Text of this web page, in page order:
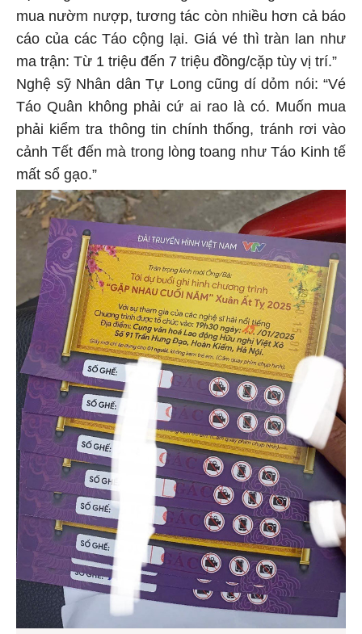
mua nườm nượp, tương tác còn nhiều hơn cả báo
cáo của các Táo cộng lại. Giá vé thì tràn lan như
ma trận: Từ 1 triệu đến 7 triệu đồng/cặp tùy vị trí.”
Nghệ sỹ Nhân dân Tự Long cũng dí dỏm nói: “Vé
Táo Quân không phải cứ ai rao là có. Muốn mua
phải kiểm tra thông tin chính thống, tránh rơi vào
cảnh Tết đến mà trong lòng toang như Táo Kinh tế
mất sổ gạo.”